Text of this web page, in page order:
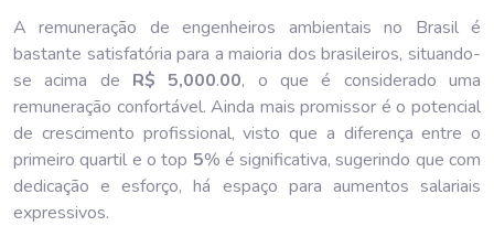
A remuneração de engenheiros ambientais no Brasil é
bastante satisfatória para a maioria dos brasileiros, situando-
se acima de R$ 5,000.00, o que é considerado uma
remuneração confortável. Ainda mais promissor é o potencial
de crescimento profissional, visto que a diferença entre o
primeiro quartil e o top 5% é significativa, sugerindo que com
dedicação e esforço, há espaço para aumentos salariais
expressivos.